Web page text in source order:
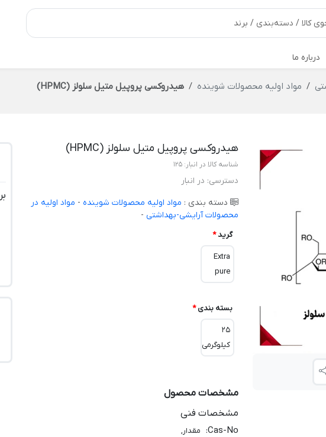
درباره ما
مواد اولیه محصولات شوینده هیدروکسی پروپیل متیل سلولز (HPMC)
هیدروکسی پروپیل متیل سلولز (HPMC)
شناسه کالا در انبار: 125
دسترسی: در انبار
دسته بندی : مواد اولیه محصولات شوینده - مواد اولیه در
محصولات آرایشی-بهداشتی -
گرید*
Extra
pure
بسته بندی *
25
کیلوگرمی
مشخصات محصول
مشخصات فنی
Cas-No
: مقدار,